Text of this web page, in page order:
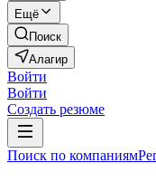
Ещё
Поиск
Алагир
Войти
Войти
Создать резюме
Поиск по компаниям